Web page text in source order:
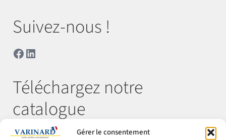
Gérer le consentement
Suivez-nous !
Facebook
LinkedIn
Téléchargez notre
catalogue